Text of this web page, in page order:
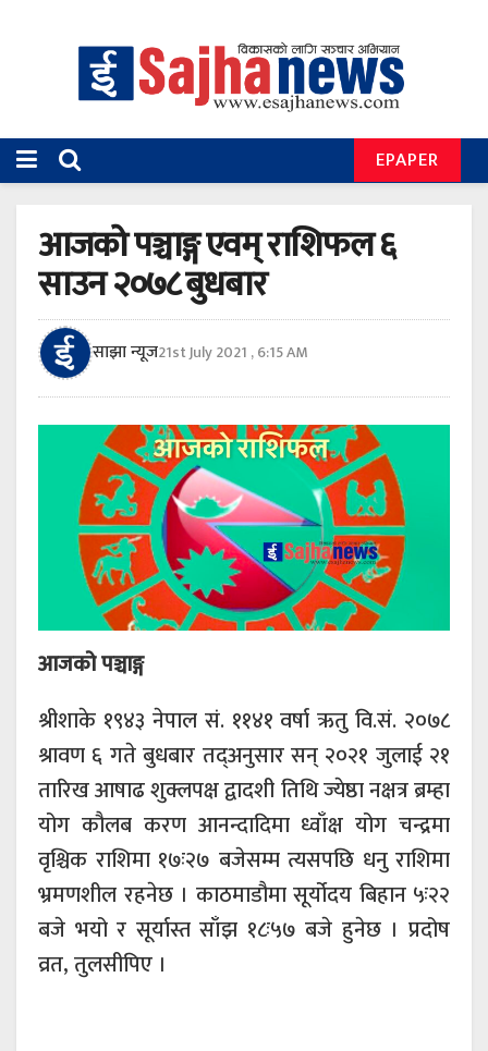
EPAPER
आजको पञ्चाङ्ग एवम् राशिफल ६
साउन २०७८ बुधबार
साझा न्यूज21st July 2021 , 6:15 AM
आजको पञ्चाङ्ग
श्रीशाके १९४३ नेपाल सं. ११४१ वर्षा ऋतु वि.सं. २०७८
श्रावण ६ गते बुधबार तद्अनुसार सन् २०२१ जुलाई २१
तारिख आषाढ शुक्लपक्ष द्वादशी तिथि ज्येष्ठा नक्षत्र ब्रम्हा
योग कौलब करण आनन्दादिमा ध्वाँक्ष योग चन्द्रमा
वृश्चिक राशिमा १७ः२७ बजेसम्म त्यसपछि धनु राशिमा
भ्रमणशील रहनेछ । काठमाडौमा सूर्योदय बिहान ५ः२२
बजे भयो र सूर्यास्त साँझ १८ः५७ बजे हुनेछ । प्रदोष
व्रत, तुलसीपिए ।